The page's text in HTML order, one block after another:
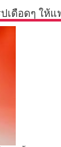
ปเดือดๆ ให้